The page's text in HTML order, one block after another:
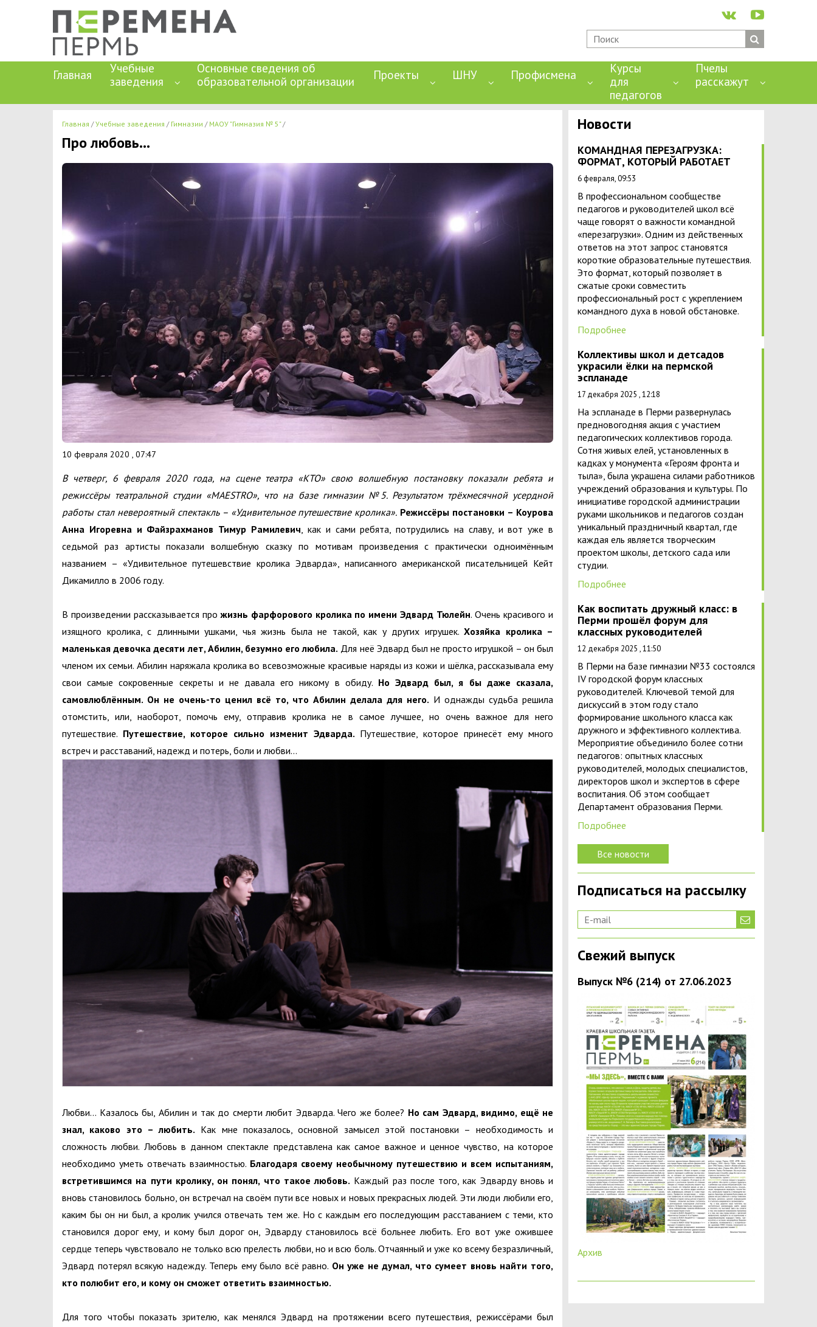
Главная
Учебные
заведения
Основные сведения об
образовательной организации
Проекты ШНУ Профисмена
Курсы
для
педагогов
Пчелы
расскажут
Главная Учебные заведения Гимназии МАОУ "Гимназия № 5"
Про любовь…
10 февраля 2020 , 07:47
В четверг, 6 февраля 2020 года, на сцене театра «КТО» свою волшебную постановку показали ребята и
режиссёры театральной студии «MAESTRO», что на базе гимназии №5. Результатом трёхмесячной усердной
работы стал невероятный спектакль – «Удивительное путешествие кролика». Режиссёры постановки – Коурова
Анна Игоревна и Файзрахманов Тимур Рамилевич, как и сами ребята, потрудились на славу, и вот уже в
седьмой раз артисты показали волшебную сказку по мотивам произведения с практически одноимённым
названием – «Удивительное путешевствие кролика Эдварда», написанного американской писательницей Кейт
Дикамилло в 2006 году.
В произведении рассказывается прожизнь фарфорового кролика по имени Эдвард Тюлейн. Очень красивого и
изящного кролика, с длинными ушками, чья жизнь была не такой, как у других игрушек. Хозяйка кролика –
маленькая девочка десяти лет, Абилин, безумно его любила. Для неё Эдвард был не просто игрушкой – он был
членом их семьи. Абилин наряжала кролика во всевозможные красивые наряды из кожи и шёлка, рассказывала ему
свои самые сокровенные секреты и не давала его никому в обиду. Но Эдвард был, я бы даже сказала,
самовлюблённым. Он не очень-то ценил всё то, что Абилин делала для него. И однажды судьба решила
отомстить, или, наоборот, помочь ему, отправив кролика не в самое лучшее, но очень важное для него
путешествие. Путешествие, которое сильно изменит Эдварда. Путешествие, которое принесёт ему много
встреч и расставаний, надежд и потерь, боли и любви…
Любви… Казалось бы, Абилин и так до смерти любит Эдварда. Чего же более? Но сам Эдвард, видимо, ещё не
знал, каково это – любить. Как мне показалось, основной замысел этой постановки – необходимость и
сложность любви. Любовь в данном спектакле представлена как самое важное и ценное чувство, на которое
необходимо уметь отвечать взаимностью. Благодаря своему необычному путешествию и всем испытаниям,
встретившимся на пути кролику, он понял, что такое любовь. Каждый раз после того, как Эдварду вновь и
вновь становилось больно, он встречал на своём пути все новых и новых прекрасных людей. Эти люди любили его,
каким бы он ни был, а кролик учился отвечать тем же. Но с каждым его последующим расставанием с теми, кто
становился дорог ему, и кому был дорог он, Эдварду становилось всё больнее любить. Его вот уже ожившее
сердце теперь чувствовало не только всю прелесть любви, но и всю боль. Отчаянный и уже ко всему безразличный,
Эдвард потерял всякую надежду. Теперь ему было всё равно. Он уже не думал, что сумеет вновь найти того,
кто полюбит его, и кому он сможет ответить взаимностью.
Для того чтобы показать зрителю, как менялся Эдвард на протяжении всего путешествия, режиссёрами был
Новости
КОМАНДНАЯ ПЕРЕЗАГРУЗКА:
ФОРМАТ, КОТОРЫЙ РАБОТАЕТ
6 февраля, 09:53
В профессиональном сообществе
педагогов и руководителей школ всё
чаще говорят о важности командной
«перезагрузки». Одним из действенных
ответов на этот запрос становятся
короткие образовательные путешествия.
Это формат, который позволяет в
сжатые сроки совместить
профессиональный рост с укреплением
командного духа в новой обстановке.
Подробнее
Коллективы школ и детсадов
украсили ёлки на пермской
эспланаде
17 декабря 2025 , 12:18
На эспланаде в Перми развернулась
предновогодняя акция с участием
педагогических коллективов города.
Сотня живых елей, установленных в
кадках у монумента «Героям фронта и
тыла», была украшена силами работников
учреждений образования и культуры. По
инициативе городской администрации
руками школьников и педагогов создан
уникальный праздничный квартал, где
каждая ель является творческим
проектом школы, детского сада или
студии.
Подробнее
Как воспитать дружный класс: в
Перми прошёл форум для
классных руководителей
12 декабря 2025 , 11:50
В Перми на базе гимназии №33 состоялся
IV городской форум классных
руководителей. Ключевой темой для
дискуссий в этом году стало
формирование школьного класса как
дружного и эффективного коллектива.
Мероприятие объединило более сотни
педагогов: опытных классных
руководителей, молодых специалистов,
директоров школ и экспертов в сфере
воспитания. Об этом сообщает
Департамент образования Перми.
Подробнее
Все новости
Подписаться на рассылку
Свежий выпуск
Выпуск №6 (214) от 27.06.2023
Архив